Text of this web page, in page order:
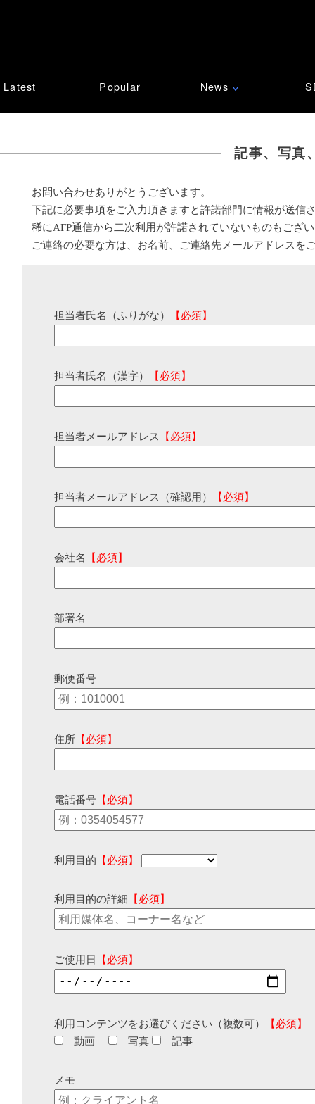
Latest Popular News ∨
記事、写真
お問い合わせありがとうございます。
下記に必要事項をご入力頂きますと許諾部門に情報が送信
稀にAFP通信から二次利用が許諾されていないものもござ
ご連絡の必要な方は、お名前、ご連絡先メールアドレスを
担当者氏名（ふりがな） 【必須】
担当者氏名（漢字） 【必須】
担当者メールアドレス 【必須】
担当者メールアドレス（確認用） 【必須】
会社名 【必須】
部署名
郵便番号
住所 【必須】
電話番号 【必須】
利用目的 【必須】
利用目的の詳細 【必須】
ご使用日 【必須】
利用コンテンツをお選びください（複数可）
【必須】
動画
写真 記事
メモ